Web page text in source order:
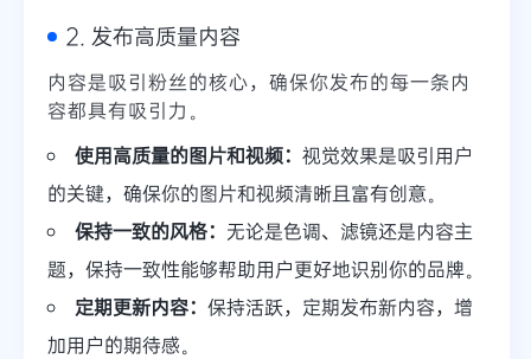
2. 发布高质量内容
内容是吸引粉丝的核心，确保你发布的每一条内
容都具有吸引力。
使用高质量的图片和视频： 视觉效果是吸引用户
的关键，确保你的图片和视频清晰且富有创意。
保持一致的风格： 无论是色调、滤镜还是内容主
题，保持一致性能够帮助用户更好地识别你的品牌。
定期更新内容： 保持活跃，定期发布新内容，增
加用户的期待感。